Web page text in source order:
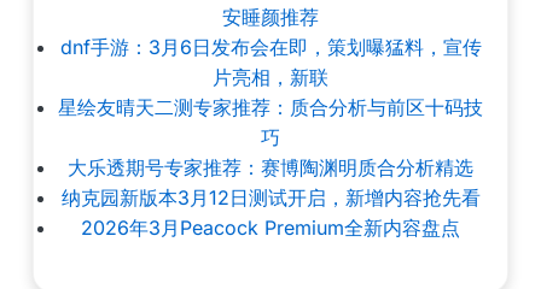
安睡颜推荐
dnf手游：3月6日发布会在即，策划曝猛料，宣传
片亮相，新联
星绘友晴天二测专家推荐：质合分析与前区十码技
巧
大乐透期号专家推荐：赛博陶渊明质合分析精选
纳克园新版本3月12日测试开启，新增内容抢先看
2026年3月Peacock Premium全新内容盘点